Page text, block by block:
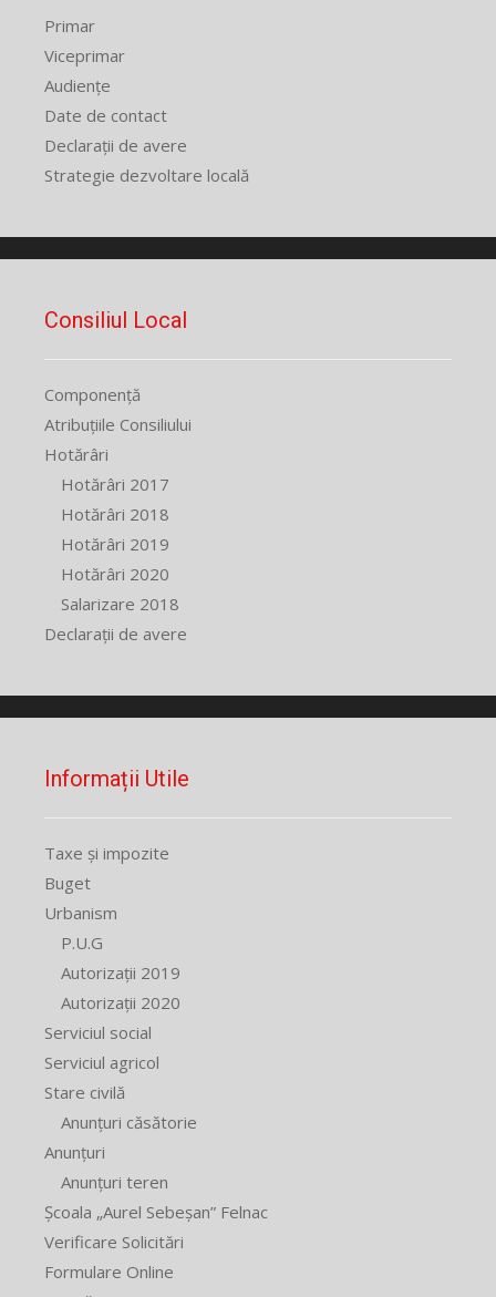
Primar
Viceprimar
Audiențe
Date de contact
Declarații de avere
Strategie dezvoltare locală
Consiliul Local
Componență
Atribuțiile Consiliului
Hotărâri
Hotărâri 2017
Hotărâri 2018
Hotărâri 2019
Hotărâri 2020
Salarizare 2018
Declarații de avere
Informații Utile
Taxe și impozite
Buget
Urbanism
P.U.G
Autorizații 2019
Autorizații 2020
Serviciul social
Serviciul agricol
Stare civilă
Anunțuri căsătorie
Anunțuri
Anunțuri teren
Școala „Aurel Sebeșan” Felnac
Verificare Solicitări
Formulare Online